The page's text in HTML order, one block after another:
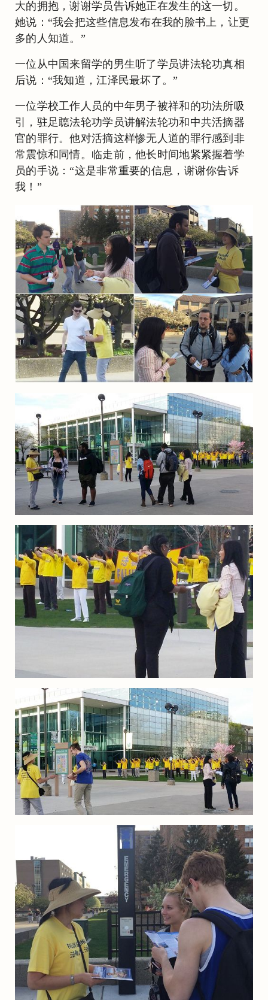
大的拥抱，谢谢学员告诉她正在发生的这一切。
她说：“我会把这些信息发布在我的脸书上，让更
多的人知道。”
一位从中国来留学的男生听了学员讲法轮功真相
后说：“我知道，江泽民最坏了。”
一位学校工作人员的中年男子被祥和的功法所吸
引，驻足聼法轮功学员讲解法轮功和中共活摘器
官的罪行。他对活摘这样惨无人道的罪行感到非
常震惊和同情。临走前，他长时间地紧紧握着学
员的手说：“这是非常重要的信息，谢谢你告诉
我！”